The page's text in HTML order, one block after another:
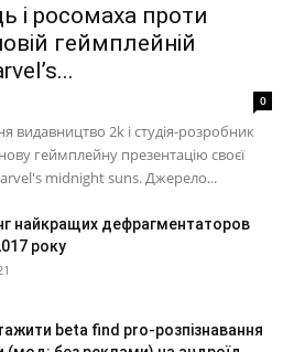
і росомаха проти
геймплейній
0
видавництво 2k і студія-розробник
геймплейну презентацію своєї
midnight suns. Джерело...
найкращих дефрагментаторов
року
beta find pro-розпізнавання